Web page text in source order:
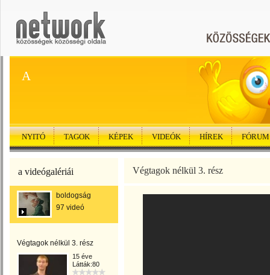
A
NYITÓ TAGOK KÉPEK VIDEÓK HÍREK FÓRUM
a videógalériái
boldogság
97 videó
Végtagok nélkül 3. rész
15 éve
Látták:80
Végtagok nélkül 3. rész